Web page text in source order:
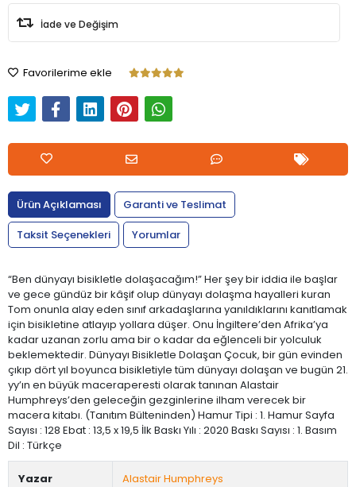
İade ve Değişim
Favorilerime ekle
Ürün Açıklaması
Garanti ve Teslimat
Taksit Seçenekleri
Yorumlar
“Ben dünyayı bisikletle dolaşacağım!” Her şey bir iddia ile başlar
ve gece gündüz bir kâşif olup dünyayı dolaşma hayalleri kuran
Tom onunla alay eden sınıf arkadaşlarına yanıldıklarını kanıtlamak
için bisikletine atlayıp yollara düşer. Onu İngiltere’den Afrika’ya
kadar uzanan zorlu ama bir o kadar da eğlenceli bir yolculuk
beklemektedir. Dünyayı Bisikletle Dolaşan Çocuk, bir gün evinden
çıkıp dört yıl boyunca bisikletiyle tüm dünyayı dolaşan ve bugün 21.
yy’ın en büyük maceraperesti olarak tanınan Alastair
Humphreys’den geleceğin gezginlerine ilham verecek bir
macera kitabı. (Tanıtım Bülteninden) Hamur Tipi : 1. Hamur Sayfa
Sayısı : 128 Ebat : 13,5 x 19,5 İlk Baskı Yılı : 2020 Baskı Sayısı : 1. Basım
Dil : Türkçe
Yazar Alastair Humphreys